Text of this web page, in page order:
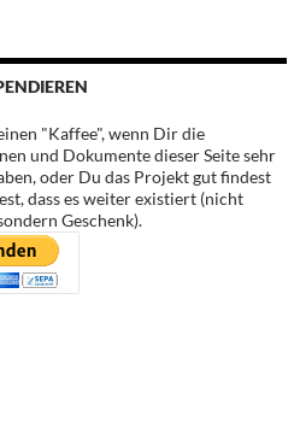
"Kaffee", wenn Dir die
und Dokumente dieser Seite sehr
oder Du das Projekt gut findest
dass es weiter existiert (nicht
Geschenk).